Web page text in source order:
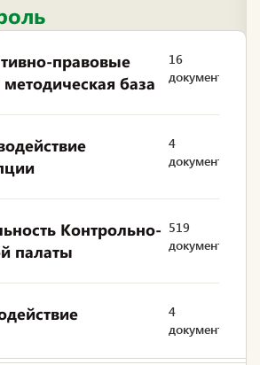
правовые
база
16
документов
4
документа
Контрольно-
палаты
519
документов
4
документа